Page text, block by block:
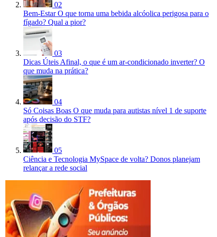
02
Bem-Estar O que torna uma bebida alcóolica perigosa para o
fígado? Qual a pior?
03
Dicas ÚteisAfinal, o que é um ar-condicionado inverter? O
que muda na prática?
04
Só Coisas Boas O que muda para autistas nível 1 de suporte
após decisão do STF?
05
Ciência e Tecnologia MySpace de volta? Donos planejam
relançar a rede social